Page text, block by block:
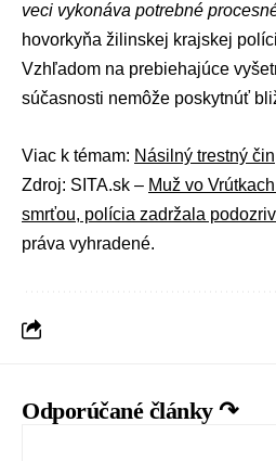
veci vykonáva potrebné
hovorkyňa žilinskej krajskej
Vzhľadom na prebiehajúce
súčasnosti nemôže poskytnúť
Viac k témam: Násilný trestný čin
Zdroj: SITA.sk – Muž vo
smrťou, polícia zadržala
práva vyhradené.
Odporúčané články ↷